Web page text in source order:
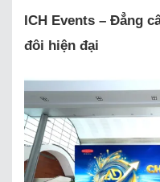
ICH Events – Đẳng
đôi hiện đại